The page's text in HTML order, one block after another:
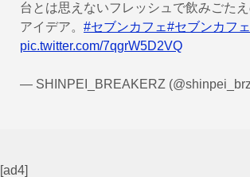
台とは思えないフレッシュで飲みごた
アイデア。 #セブンカフェ#セブンカフ
pic.twitter.com/7qgrW5D2VQ
— SHINPEI_BREAKERZ
[ad4]